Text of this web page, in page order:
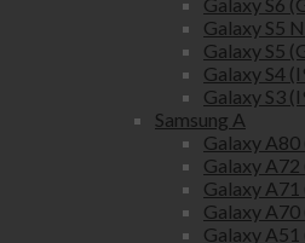
Galaxy S5
Galaxy S5
Galaxy S4
Galaxy S3
Samsung A
Galaxy A80
Galaxy
Galaxy A71
Galaxy A70
Galaxy